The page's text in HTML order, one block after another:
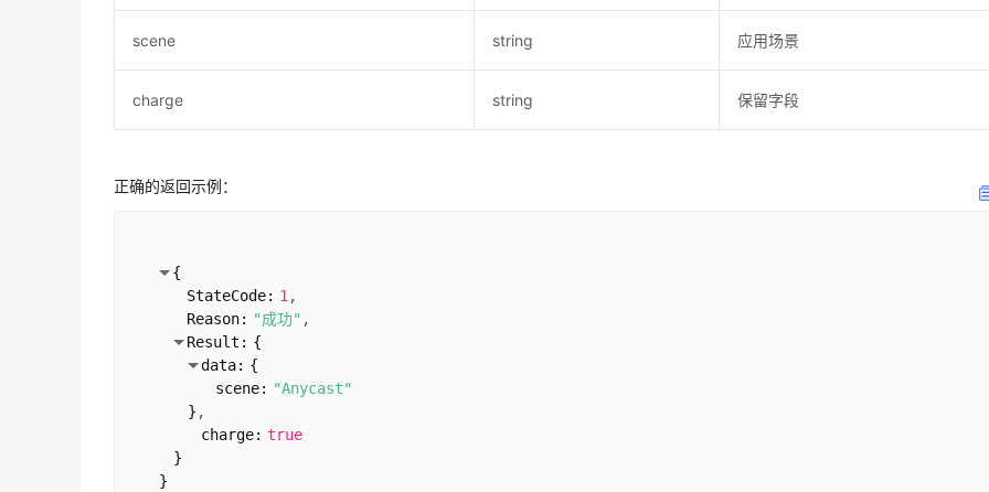
scene string 应用场景
charge string 保留字段
正确的返回示例：
{
StateCode: 1
Reason: "成功"
Result: {
data: {
scene: "Anycast"
}
charge: true
}
}